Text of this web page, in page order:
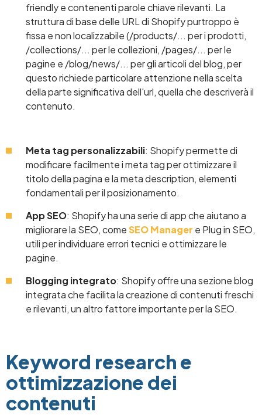
friendly e contenenti parole chiave rilevanti. La
struttura di base delle URL di Shopify purtroppo è
fissa e non localizzabile (/products/... per i prodotti,
/collections/... per le collezioni, /pages/... per le
pagine e /blog/news/... per gli articoli del blog, per
questo richiede particolare attenzione nella scelta
della parte significativa dell'url, quella che descriverà il
contenuto.
Meta tag personalizzabili: Shopify permette di
modificare facilmente i meta tag per ottimizzare il
titolo della pagina e la meta description, elementi
fondamentali per il posizionamento.
App SEO: Shopify ha una serie di app che aiutano a
migliorare la SEO, comeSEO Manager e Plug in SEO,
utili per individuare errori tecnici e ottimizzare le
pagine.
Blogging integrato: Shopify offre una sezione blog
integrata che facilita la creazione di contenuti freschi
e rilevanti, un altro fattore importante per la SEO.
Keyword research e
ottimizzazione dei
contenuti